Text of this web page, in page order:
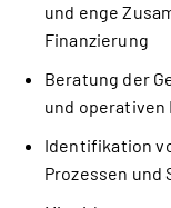
und enge
Finanzierung
Beratung der
und
Identifikation
Prozessen und